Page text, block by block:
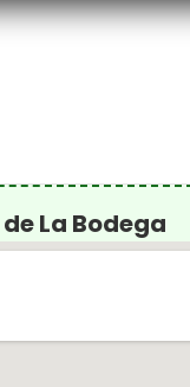
La Bodega